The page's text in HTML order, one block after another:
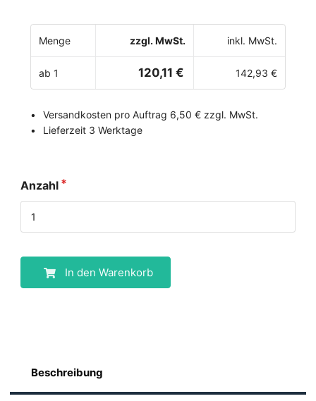
Menge zzgl. MwSt. inkl. MwSt.
ab 1 120,11 € 142,93 €
Versandkosten pro Auftrag 6,50 € zzgl. MwSt.
Lieferzeit 3 Werktage
Anzahl
In den Warenkorb
Beschreibung